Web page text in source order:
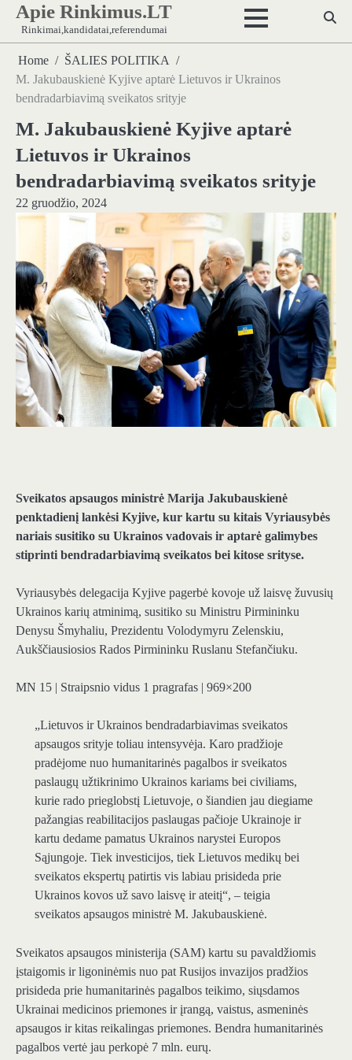
Skip
content
Apie Rinkimus.LT
Rinkimai,kandidatai,referendumai
Home
ŠALIES POLITIKA
M. Jakubauskienė Kyjive aptarė Lietuvos ir Ukrainos
bendradarbiavimą sveikatos srityje
M. Jakubauskienė Kyjive aptarė
Lietuvos ir Ukrainos
bendradarbiavimą sveikatos srityje
22 gruodžio, 2024
Sveikatos apsaugos ministrė Marija Jakubauskienė
penktadienį lankėsi Kyjive, kur kartu su kitais Vyriausybės
nariais susitiko su Ukrainos vadovais ir aptarė galimybes
stiprinti bendradarbiavimą sveikatos bei kitose srityse.
Vyriausybės delegacija Kyjive pagerbė kovoje už laisvę žuvusių
Ukrainos karių atminimą, susitiko su Ministru Pirmininku
Denysu Šmyhaliu, Prezidentu Volodymyru Zelenskiu,
Aukščiausiosios Rados Pirmininku Ruslanu Stefančiuku.
MN 15 | Straipsnio vidus 1 pragrafas | 969×200
„Lietuvos ir Ukrainos bendradarbiavimas sveikatos
apsaugos srityje toliau intensyvėja. Karo pradžioje
pradėjome nuo humanitarinės pagalbos ir sveikatos
paslaugų užtikrinimo Ukrainos kariams bei civiliams,
kurie rado prieglobstį Lietuvoje, o šiandien jau diegiame
pažangias reabilitacijos paslaugas pačioje Ukrainoje ir
kartu dedame pamatus Ukrainos narystei Europos
Sąjungoje. Tiek investicijos, tiek Lietuvos medikų bei
sveikatos ekspertų patirtis vis labiau prisideda prie
Ukrainos kovos už savo laisvę ir ateitį“, – teigia
sveikatos apsaugos ministrė M. Jakubauskienė.
Sveikatos apsaugos ministerija (SAM) kartu su pavaldžiomis
įstaigomis ir ligoninėmis nuo pat Rusijos invazijos pradžios
prisideda prie humanitarinės pagalbos teikimo, siųsdamos
Ukrainai medicinos priemones ir įrangą, vaistus, asmeninės
apsaugos ir kitas reikalingas priemones. Bendra humanitarinės
pagalbos vertė jau perkopė 7 mln. eurų.